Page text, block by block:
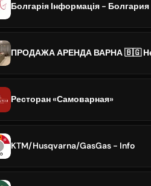
Болгарія Інформація -
ПРОДАЖА АРЕНДА ВАРНА 🇧🇬
Ресторан «Самоварная»
KTM/Husqvarna/GasGas - Info